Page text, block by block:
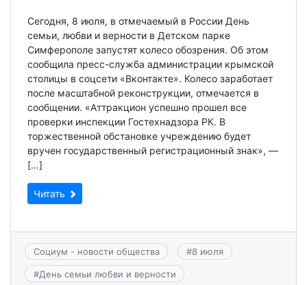
Сегодня, 8 июля, в отмечаемый в России День
семьи, любви и верности в Детском парке
Симферополе запустят колесо обозрения. Об этом
сообщила пресс-служба администрации крымской
столицы в соцсети «Вконтакте». Колесо заработает
после масштабной реконструкции, отмечается в
сообщении. «Аттракцион успешно прошел все
проверки инспекции Гостехнадзора РК. В
торжественной обстановке учреждению будет
вручен государственный регистрационный знак», —
[…]
Читать
Социум - новости общества #8 июля
#День семьи любви и верности